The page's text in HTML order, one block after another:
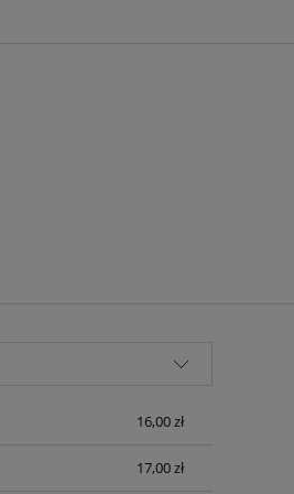
16,00 zł
17,00 zł